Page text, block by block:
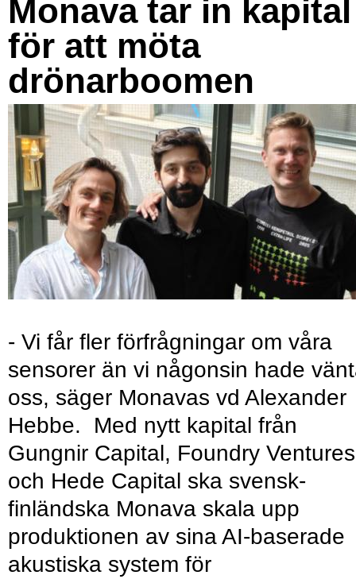
Monava tar in kapital
för att möta
drönarboomen
- Vi får fler förfrågningar om våra
sensorer än vi någonsin hade
oss, säger Monavas vd Alexander
Hebbe. Med nytt kapital från
Gungnir Capital, Foundry Ventures
och Hede Capital ska svensk-
finländska Monava skala upp
produktionen av sina AI-baserade
akustiska system för